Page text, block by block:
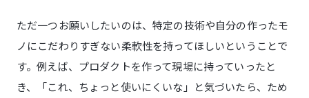
ただ一つお願いしたいのは、特定の技術や自分の作ったモ
ノにこだわりすぎない柔軟性を持ってほしいということで
す。例えば、プロダクトを作って現場に持っていったと
き、「これ、ちょっと使いにくいな」と気づいたら、ため